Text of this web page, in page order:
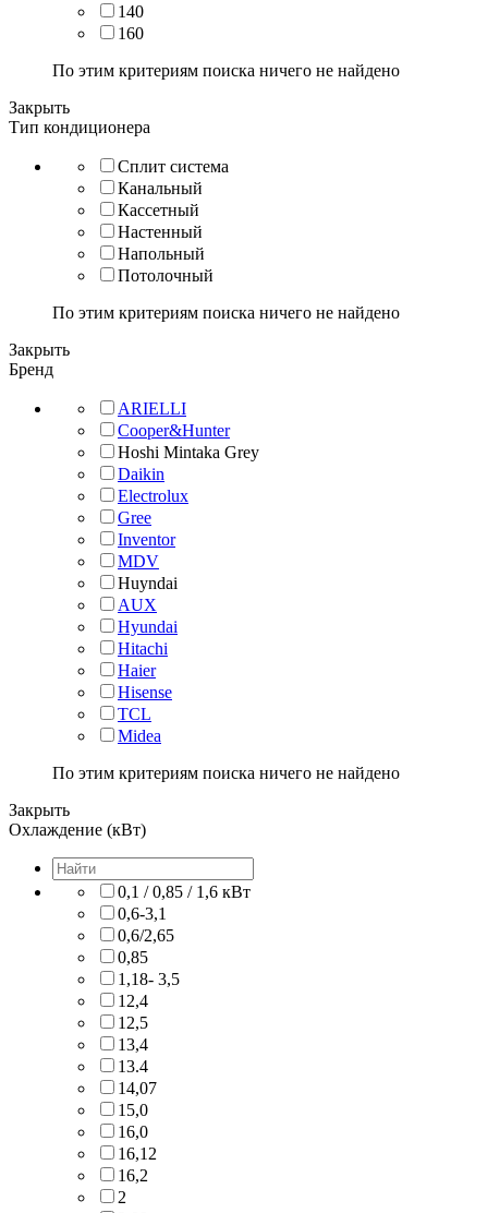
140
160
По этим критериям поиска ничего не найдено
Закрыть
Тип кондиционера
Сплит система
Канальный
Кассетный
Настенный
Напольный
Потолочный
По этим критериям поиска ничего не найдено
Закрыть
Бренд
ARIELLI
Cooper&Hunter
Hoshi Mintaka Grey
Daikin
Electrolux
Gree
Inventor
MDV
Huyndai
AUX
Hyundai
Hitachi
Haier
Hisense
TCL
Midea
По этим критериям поиска ничего не найдено
Закрыть
Охлаждение (кВт)
0,1 / 0,85 / 1,6 кВт
0,6-3,1
0,6/2,65
0,85
1,18- 3,5
12,4
12,5
13,4
13.4
14,07
15,0
16,0
16,12
16,2
2